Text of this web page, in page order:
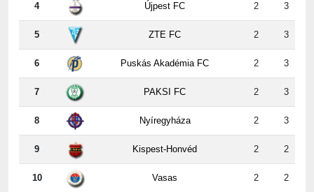
4 Újpest FC 2 3
5 ZTE FC 2 3
6 Puskás Akadémia FC 2 3
7 PAKSI FC 2 3
8 Nyíregyháza 2 3
9 Kispest-Honvéd 2 2
10 Vasas 2 2